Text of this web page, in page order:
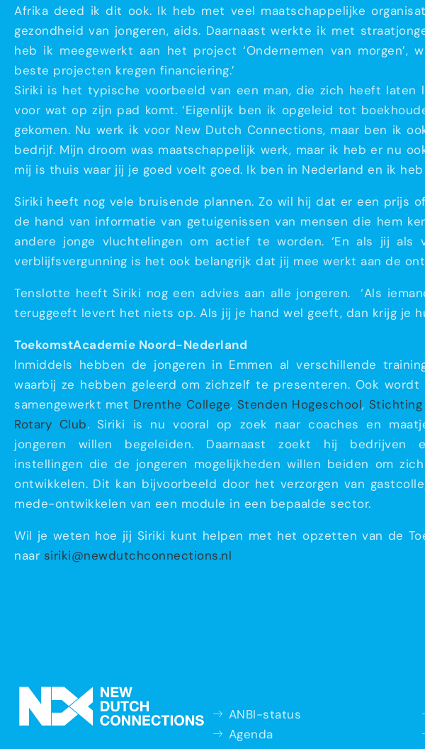
Afrika deed ik dit ook. Ik heb met veel maatschappelijke
gezondheid van jongeren, aids. Daarnaast werkte ik met
heb ik meegewerkt aan het project ‘Ondernemen van
beste projecten kregen financiering.’
Siriki is het typische voorbeeld van een man, die zich heeft
voor wat op zijn pad komt. ‘Eigenlijk ben ik opgeleid tot
gekomen. Nu werk ik voor New Dutch Connections, maar ben ik
bedrijf. Mijn droom was maatschappelijk werk, maar ik heb er nu
mij is thuis waar jij je goed voelt goed. Ik ben in Nederland en ik
Siriki heeft nog vele bruisende plannen. Zo wil hij dat er een prijs
de hand van informatie van getuigenissen van mensen die hem
andere jonge vluchtelingen om actief te worden. ‘En als jij
verblijfsvergunning is het ook belangrijk dat jij mee werkt aan de
Tenslotte heeft Siriki nog een advies aan alle jongeren. ‘Als
teruggeeft levert het niets op. Als jij je hand wel geeft, dan krijg je
ToekomstAcademie Noord-Nederland
Inmiddels hebben de jongeren in Emmen al verschillende
waarbij ze hebben geleerd om zichzelf te presenteren. Ook wordt
samengewerkt met Drenthe College, Stenden Hogeschool,
Rotary Club. Siriki is nu vooral op zoek naar coaches en
jongeren willen begeleiden. Daarnaast zoekt hij bedrijven
instellingen die de jongeren mogelijkheden willen beiden om
ontwikkelen. Dit kan bijvoorbeeld door het verzorgen van
mede-ontwikkelen van een module in een bepaalde sector.
Wil je weten hoe jij Siriki kunt helpen met het opzetten van de
naar siriki@newdutchconnections.nl
ANBI-status
Agenda